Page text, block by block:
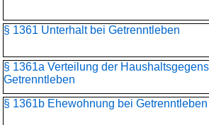
§ 1361 Unterhalt bei Getrenntleben
§ 1361a Verteilung der
Getrenntleben
§ 1361b Ehewohnung bei Getrenntleben